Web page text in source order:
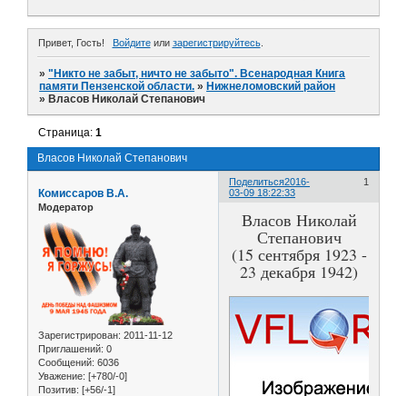
Привет, Гость! Войдитеили зарегистрируйтесь.
»"Никто не забыт, ничто не забыто". Всенародная Книга
памяти Пензенской области. » Нижнеломовский район
» Власов Николай Степанович
Власов Николай Степанович
Страница:1
Поделиться 1
2016-
03-09 18:22:33
Комиссаров В.А.
Модератор
Зарегистрирован: 2011-11-12
Приглашений: 0
Сообщений: 6036
Уважение: [+780/-0]
Позитив: [+56/-1]
Власов Николай
Степанович
(15 сентября 1923 -
23 декабря 1942)